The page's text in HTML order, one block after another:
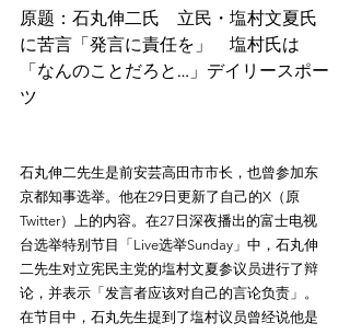
原题：石丸伸二氏　立民・塩村文夏氏
に苦言「発言に責任を」　塩村氏は
「なんのことだろと…」デイリースポー
石丸伸二先生是前安芸高田市市长，也曾参加东
京都知事选举。他在29日更新了自己的X（原
Twitter）上的内容。在27日深夜播出的富士电视
台选举特别节目「Live选举Sunday」中，石丸伸
二先生对立宪民主党的塩村文夏参议员进行了辩
论，并表示「发言者应该对自己的言论负责」。
在节目中，石丸先生提到了塩村议员曾经说他是